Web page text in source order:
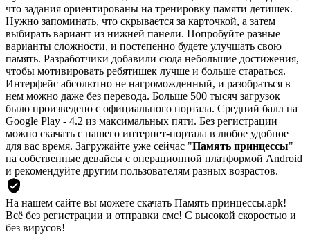
что задания ориентированы на тренировку памяти детишек.
Нужно запоминать, что скрывается за карточкой, а затем
выбирать вариант из нижней панели. Попробуйте разные
варианты сложности, и постепенно будете улучшать свою
память. Разработчики добавили сюда небольшие достижения,
чтобы мотивировать ребятишек лучше и больше стараться.
Интерфейс абсолютно не нагроможденный, и разобраться в
нем можно даже без перевода. Больше 500 тысяч загрузок
было произведено с официального портала. Средний балл на
Google Play - 4.2 из максимальных пяти. Без регистрации
можно скачать с нашего интернет-портала в любое удобное
для вас время. Загружайте уже сейчас "Память принцессы"
на собственные девайсы с операционной платформой Android
и рекомендуйте другим пользователям разных возрастов.
На нашем сайте вы можете скачать Память принцессы.apk!
Всё без регистрации и отправки смс! С высокой скоростью и
без вирусов!